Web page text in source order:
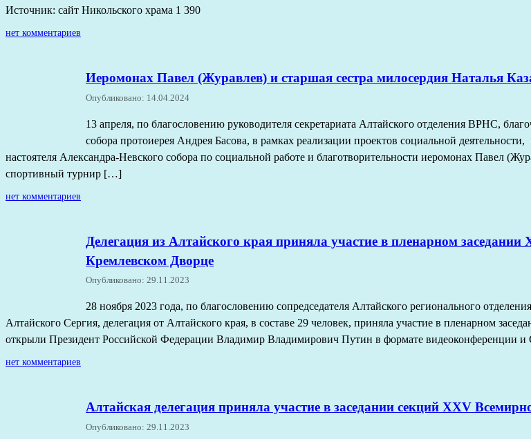
Источник: сайт Никольского храма 1 390
нет комментариев
Иеромонах Павел (Журавлев) и старшая сестра милосердия Наталья
Опубликовано: 14.04.2024
13 апреля, по благословению руководителя секретариата Алтайского отделения ВРНС,
собора протоиерея Андрея Басова, в рамках реализации проектов социальной
настоятеля Александра-Невского собора по социальной работе и благотворительности иеромонах Павел
спортивный турнир […]
нет комментариев
Делегация из Алтайского края приняла участие в пленарном
Кремлевском Дворце
Опубликовано: 29.11.2023
28 ноября 2023 года, по благословению сопредседателя Алтайского регионального
Алтайского Сергия, делегация от Алтайского края, в составе 29 человек, приняла участие в пленарном
открыли Президент Российской Федерации Владимир Владимирович Путин в формате видеоконференции
нет комментариев
Алтайская делегация приняла участие в заседании секций XXV
Опубликовано: 29.11.2023